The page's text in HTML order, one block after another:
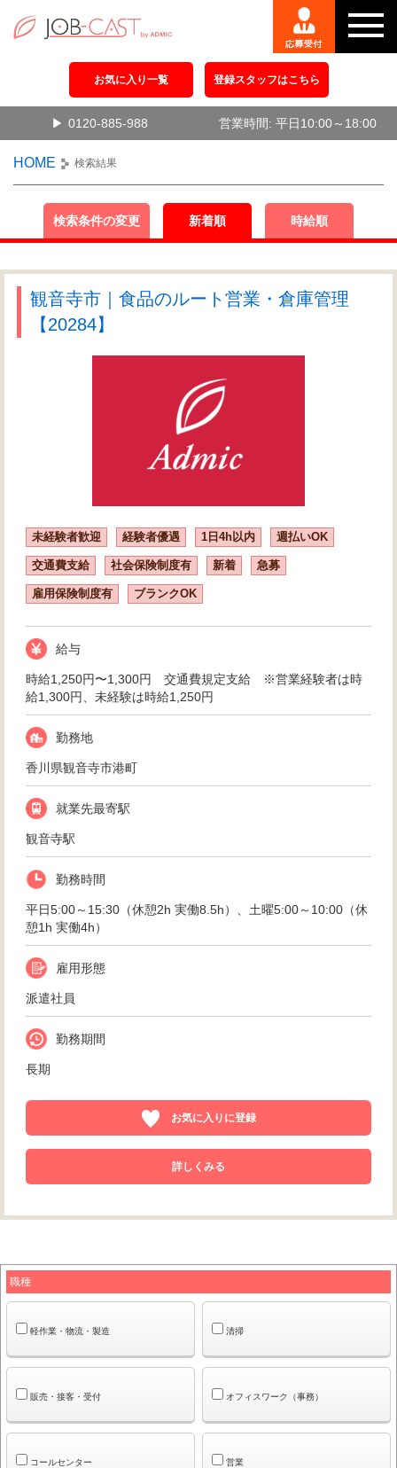
お気に入り一覧 登録スタッフはこちら
0120-885-988 営業時間: 平日10:00～18:00
HOME 検索結果
検索条件の変更 新着順 時給順
観音寺市｜食品のルート営業・倉庫管理
【20284】
未経験者歓迎 経験者優遇 1日4h以内 週払いOK
交通費支給 社会保険制度有 新着 急募
雇用保険制度有 ブランクOK
給与
時給1,250円〜1,300円 交通費規定支給 ※営業経験者は時
給1,300円、未経験は時給1,250円
勤務地
香川県観音寺市港町
就業先最寄駅
観音寺駅
勤務時間
平日5:00～15:30（休憩2h 実働8.5h）、土曜5:00～10:00（休
憩1h 実働4h）
雇用形態
派遣社員
勤務期間
長期
お気に入りに登録
詳しくみる
職種
軽作業・物流・製造 清掃
販売・接客・受付 オフィスワーク（事務）
コールセンター 営業